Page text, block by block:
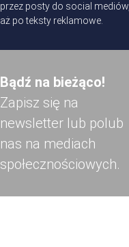
przez posty do social mediów,
aż po teksty reklamowe.
Bądź na bieżąco!
Zapisz się na
newsletter lub polub
nas na mediach
społecznościowych.